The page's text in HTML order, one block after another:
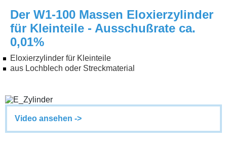
Der W1-100 Massen Eloxierzylinder
für Kleinteile - Ausschußrate ca.
0,01%
Eloxierzylinder für Kleinteile
aus Lochblech oder Streckmaterial
Video ansehen ->